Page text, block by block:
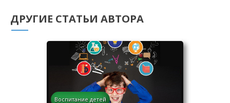
ДРУГИЕ СТАТЬИ АВТОРА
Воспитание детей